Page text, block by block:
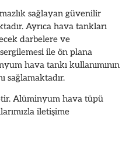
sağlayan güvenilir
Ayrıca hava tankları
darbelere ve
ile ön plana
hava tankı kullanımının
sağlamaktadır.
Alüminyum hava tüpü
iletişime